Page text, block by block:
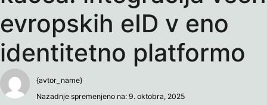
evropskih eID v eno
identitetno platformo
{avtor_name}
Nazadnje spremenjeno na: 9. oktobra, 2025